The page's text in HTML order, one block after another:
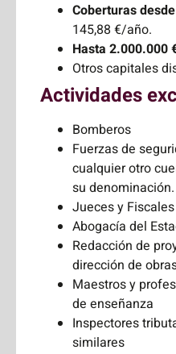
Coberturas
145,88 €/año.
Hasta 2.000.000
Otros capitales
Actividades
Bomberos
Fuerzas de
cualquier otro
su denominación.
Jueces y Fiscales
Abogacía del
Redacción de
dirección de
Maestros y
de enseñanza
Inspectores
similares